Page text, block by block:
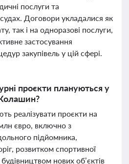
послуги та
Договори укладалися як
так і на одноразові послуги,
застосування
закупівель у цій сфері.
проєкти плануються у
реалізувати проєкти на
євро, включно з
підйомника,
розвитком спортивної
нових об’єктів